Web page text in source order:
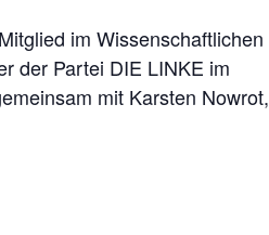
im Wissenschaftlichen
der Partei DIE LINKE im
mit Karsten Nowrot,